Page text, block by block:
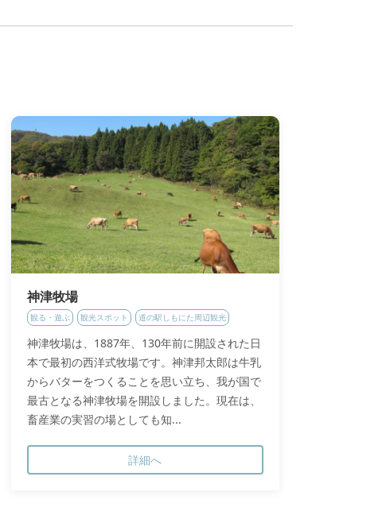
神津牧場
観る・遊ぶ 観光スポット 道の駅しもにた周辺観光
神津牧場は、1887年、130年前に開設された日
本で最初の西洋式牧場です。神津邦太郎は牛乳
からバターをつくることを思い立ち、我が国で
最古となる神津牧場を開設しました。現在は、
畜産業の実習の場としても知...
詳細へ